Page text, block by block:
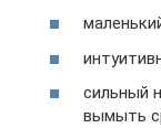
сильный
вымыть